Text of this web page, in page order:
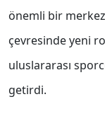
önemli bir
çevresinde yeni
uluslararası
getirdi.